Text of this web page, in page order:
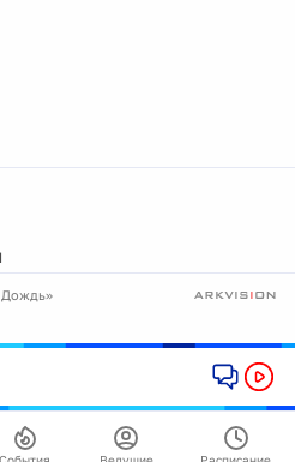
Дождь»
События Ведущие Расписание